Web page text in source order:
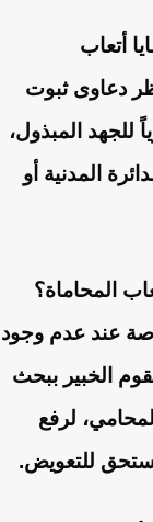
أتعاب
دعاوى ثبوت
للجهد المبذول،
المدنية أو
عند عدم وجود
الخبير ببحث
لرفع
للتعويض.